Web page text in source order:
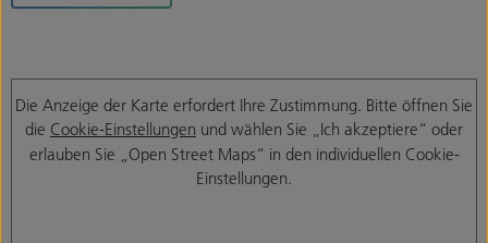
Die Anzeige der Karte erfordert Ihre Zustimmung. Bitte öffnen Sie
die Cookie-Einstellungen und wählen Sie „Ich akzeptiere“ oder
erlauben Sie „Open Street Maps“ in den individuellen Cookie-
Einstellungen.